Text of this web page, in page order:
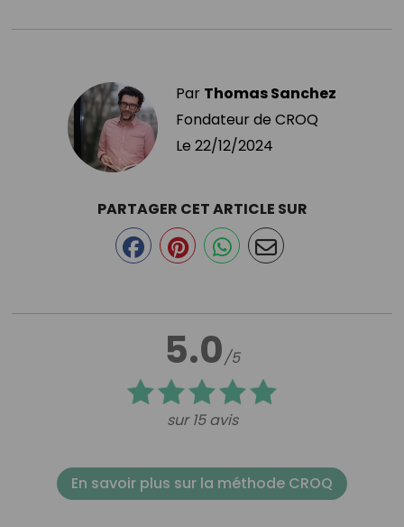
Par Thomas Sanchez
Fondateur de CROQ
Le 22/12/2024
5.0/5
sur 15 avis
PARTAGER CET ARTICLE SUR
En savoir plus sur la méthode CROQ